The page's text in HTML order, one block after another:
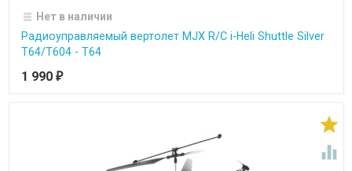
Нет в наличии
Радиоуправляемый вертолет MJX R/C i-Heli Shuttle Silver
T64/T604 - T64
1 990 ₽

